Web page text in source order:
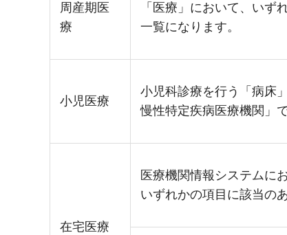
周産期医
療
「医療」において、いず
一覧になります。
小児医療
小児科診療を行う「病床
慢性特定疾病医療機関」
在宅医療
医療機関情報システムに
いずれかの項目に該当の